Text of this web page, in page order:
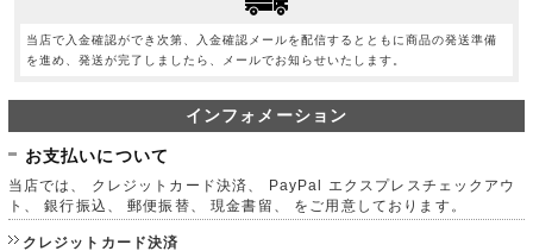
当店で入金確認ができ次第、入金確認メールを配信するとともに商品の発送準備
を進め、発送が完了しましたら、メールでお知らせいたします。
インフォメーション
お支払いについて
当店では、 クレジットカード決済、 PayPal エクスプレスチェックアウ
ト、 銀行振込、 郵便振替、 現金書留、 をご用意しております。
クレジットカード決済